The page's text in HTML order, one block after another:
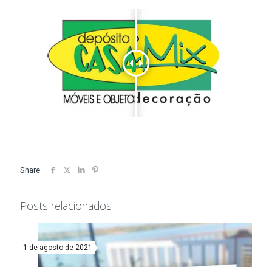
Share
Posts relacionados
1 de agosto de 2021